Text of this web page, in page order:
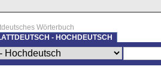
Wörterbuch
- HOCHDEUTSCH